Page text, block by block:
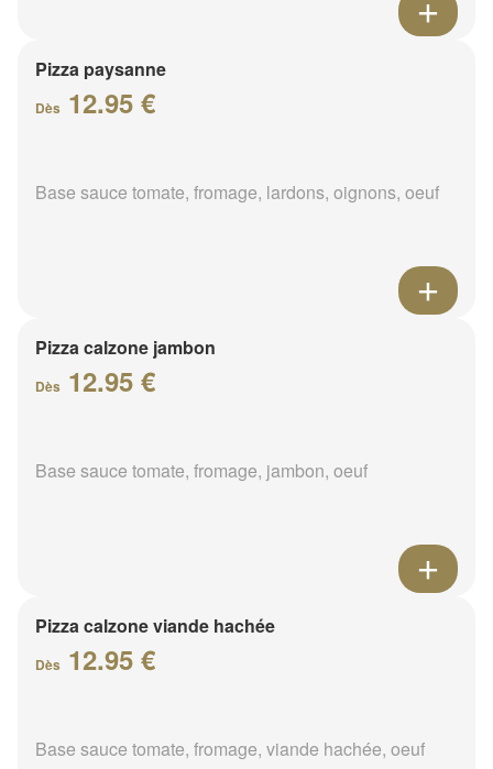
Pizza paysanne
Dès 12.95 €
Base sauce tomate, fromage, lardons, oignons, oeuf
Pizza calzone jambon
Dès 12.95 €
Base sauce tomate, fromage, jambon, oeuf
Pizza calzone viande hachée
Dès 12.95 €
Base sauce tomate, fromage, viande hachée, oeuf